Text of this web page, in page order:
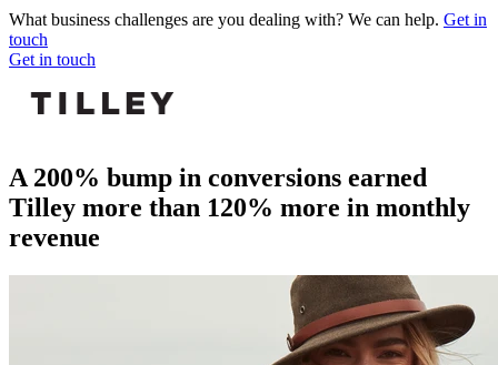
What business challenges are you dealing with? We can help. Get in
touch
Get in touch
A 200% bump in conversions earned
Tilley more than 120% more in monthly
revenue